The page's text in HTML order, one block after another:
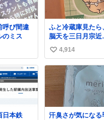
呼び間違
のミス
ふと冷蔵庫見たら
脳天を三日月宗近
突き刺されてるく
まんじゅうパイセ
が
い
い
数
4,914
日本鉄
汗臭さが気になる